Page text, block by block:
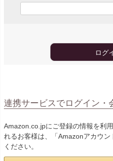
ログ
連携サービスでログイン・
Amazon.co.jpにご登録の情報を利
れるお客様は、「Amazonアカウ
ください。